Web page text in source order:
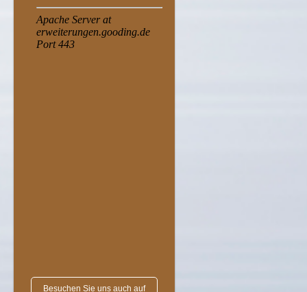
Besuchen Sie uns auch auf